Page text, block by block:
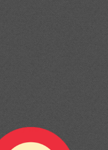
y no hay ningunas